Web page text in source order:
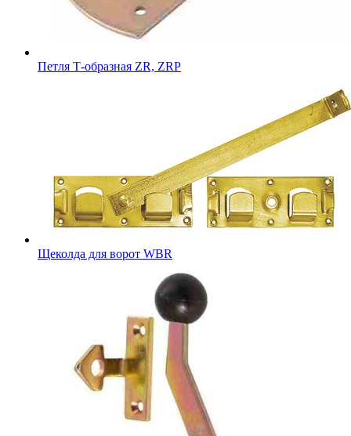
Петля Т-образная ZR, ZRP
Щеколда для ворот WBR